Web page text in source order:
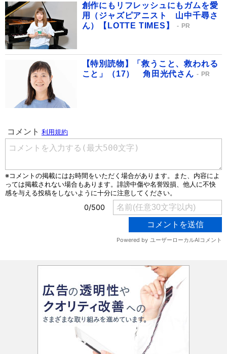
創作にもリフレッシュにもガムを愛
用（ジャズピアニスト 山中千尋さ
ん）【LOTTE TIMES】
PR
【特別読物】「救うこと、救われる
こと」（17） 角田光代さん
PR